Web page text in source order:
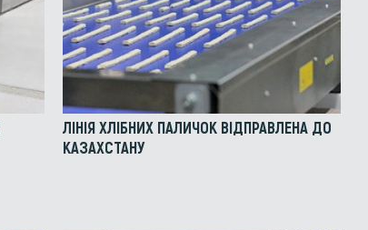
ЛІНІЯ ХЛІБНИХ ПАЛИЧОК ВІДПРАВЛЕНА ДО
КАЗАХСТАНУ